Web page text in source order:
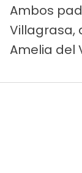
Ambos
Villagrasa,
Amelia del